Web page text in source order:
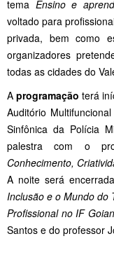
tema Ensino e
voltado para
privada, bem como
organizadores
todas as cidades do
A programação terá
Auditório
Sinfônica da Polícia
palestra com o
Conhecimento,
A noite será
Inclusão e o Mundo do
Profissional no IF
Santos e do professor